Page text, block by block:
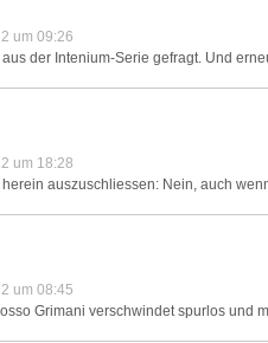
um 09:26
der Intenium-Serie gefragt. Und
um 18:28
auszuschliessen: Nein, auch
um 08:45
Grimani verschwindet spurlos und